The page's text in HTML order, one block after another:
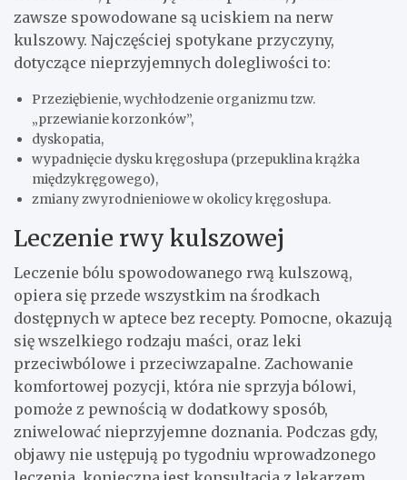
zawsze spowodowane są uciskiem na nerw
kulszowy. Najczęściej spotykane przyczyny,
dotyczące nieprzyjemnych dolegliwości to:
Przeziębienie, wychłodzenie organizmu tzw.
„przewianie korzonków”,
dyskopatia,
wypadnięcie dysku kręgosłupa (przepuklina krążka
międzykręgowego),
zmiany zwyrodnieniowe w okolicy kręgosłupa.
Leczenie rwy kulszowej
Leczenie bólu spowodowanego rwą kulszową,
opiera się przede wszystkim na środkach
dostępnych w aptece bez recepty. Pomocne, okazują
się wszelkiego rodzaju maści, oraz leki
przeciwbólowe i przeciwzapalne. Zachowanie
komfortowej pozycji, która nie sprzyja bólowi,
pomoże z pewnością w dodatkowy sposób,
zniwelować nieprzyjemne doznania. Podczas gdy,
objawy nie ustępują po tygodniu wprowadzonego